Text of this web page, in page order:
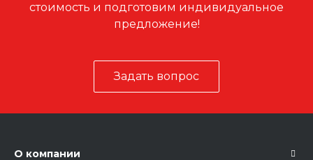
стоимость и подготовим индивидуальное
предложение!
Задать вопрос
О компании